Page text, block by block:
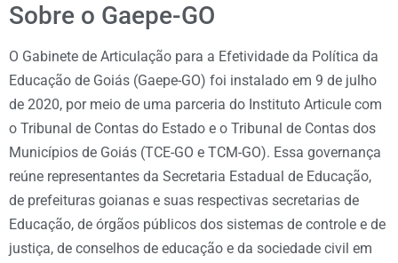
Sobre o Gaepe-GO
O Gabinete de Articulação para a Efetividade da Política da
Educação de Goiás (Gaepe-GO) foi instalado em 9 de julho
de 2020, por meio de uma parceria do Instituto Articule com
o Tribunal de Contas do Estado e o Tribunal de Contas dos
Municípios de Goiás (TCE-GO e TCM-GO). Essa governança
reúne representantes da Secretaria Estadual de Educação,
de prefeituras goianas e suas respectivas secretarias de
Educação, de órgãos públicos dos sistemas de controle e de
justiça, de conselhos de educação e da sociedade civil em